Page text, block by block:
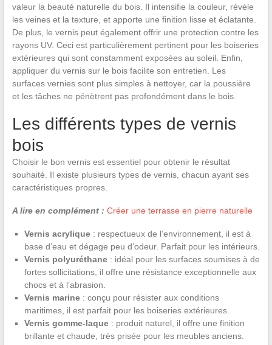
valeur la beauté naturelle du bois. Il intensifie la couleur, révèle
les veines et la texture, et apporte une finition lisse et éclatante.
De plus, le vernis peut également offrir une protection contre les
rayons UV. Ceci est particulièrement pertinent pour les boiseries
extérieures qui sont constamment exposées au soleil. Enfin,
appliquer du vernis sur le bois facilite son entretien. Les
surfaces vernies sont plus simples à nettoyer, car la poussière
et les tâches ne pénètrent pas profondément dans le bois.
Les différents types de vernis
bois
Choisir le bon vernis est essentiel pour obtenir le résultat
souhaité. Il existe plusieurs types de vernis, chacun ayant ses
caractéristiques propres.
A lire en complément : Créer une terrasse en pierre naturelle
Vernis acrylique: respectueux de l’environnement, il est à
base d’eau et dégage peu d’odeur. Parfait pour les intérieurs.
Vernis polyuréthane: idéal pour les surfaces soumises à de
fortes sollicitations, il offre une résistance exceptionnelle aux
chocs et à l’abrasion.
Vernis marine: conçu pour résister aux conditions
maritimes, il est parfait pour les boiseries extérieures.
Vernis gomme-laque: produit naturel, il offre une finition
brillante et chaude, très prisée pour les meubles anciens.